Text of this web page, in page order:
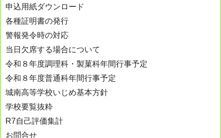
申込用紙ダウンロード
各種証明書の発行
警報発令時の対応
当日欠席する場合について
令和８年度調理科・製菓科年間行事予定
令和８年度普通科年間行事予定
城南高等学校いじめ基本方針
学校要覧抜粋
R7自己評価集計
お問合せ